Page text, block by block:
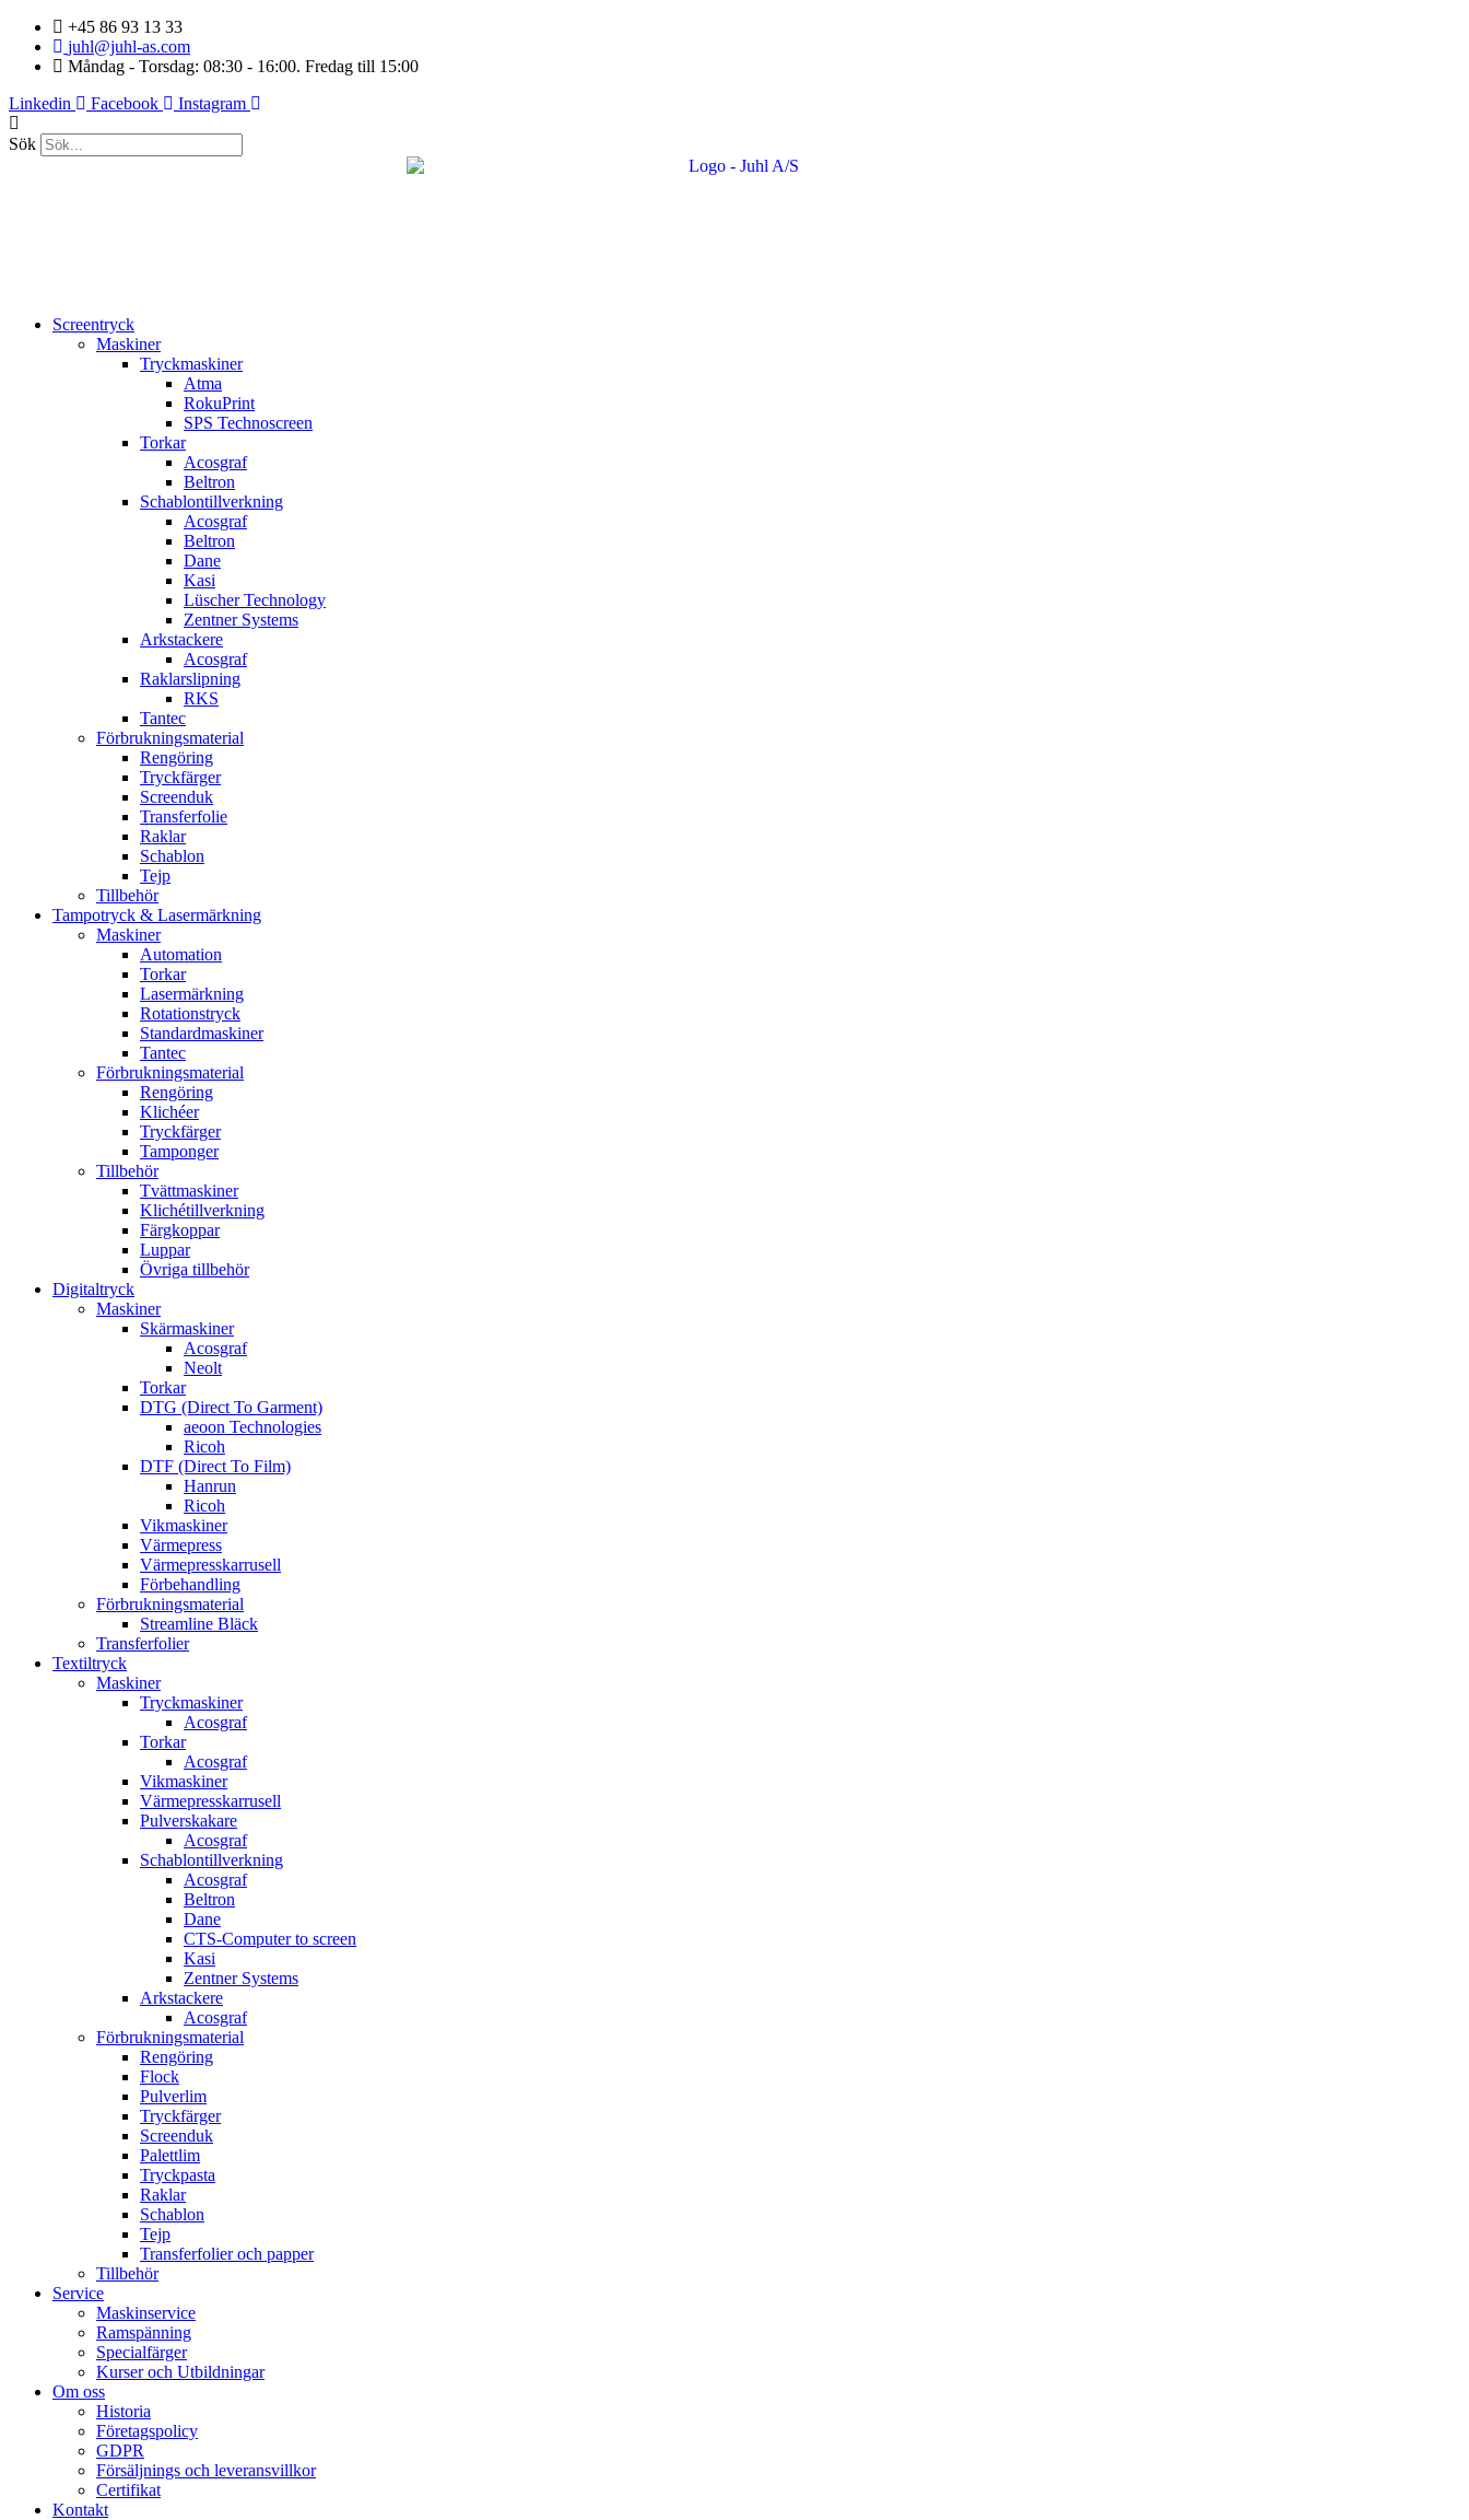
Hoppa
innehåll
+45 86 93 13 33
juhl@juhl-as.com
Måndag - Torsdag: 08:30 - 16:00. Fredag till 15:00
Linkedin
Facebook Instagram
Sök
Screentryck
Maskiner
Tryckmaskiner
Atma
RokuPrint
SPS Technoscreen
Torkar
Acosgraf
Beltron
Schablontillverkning
Acosgraf
Beltron
Dane
Kasi
Lüscher Technology
Zentner Systems
Arkstackere
Acosgraf
Raklarslipning
RKS
Tantec
Förbrukningsmaterial
Rengöring
Tryckfärger
Screenduk
Transferfolie
Raklar
Schablon
Tejp
Tillbehör
Tampotryck & Lasermärkning
Maskiner
Automation
Torkar
Lasermärkning
Rotationstryck
Standardmaskiner
Tantec
Förbrukningsmaterial
Rengöring
Klichéer
Tryckfärger
Tamponger
Tillbehör
Tvättmaskiner
Klichétillverkning
Färgkoppar
Luppar
Övriga tillbehör
Digitaltryck
Maskiner
Skärmaskiner
Acosgraf
Neolt
Torkar
DTG (Direct To Garment)
aeoon Technologies
Ricoh
DTF (Direct To Film)
Hanrun
Ricoh
Vikmaskiner
Värmepress
Värmepresskarrusell
Förbehandling
Förbrukningsmaterial
Streamline Bläck
Transferfolier
Textiltryck
Maskiner
Tryckmaskiner
Acosgraf
Torkar
Acosgraf
Vikmaskiner
Värmepresskarrusell
Pulverskakare
Acosgraf
Schablontillverkning
Acosgraf
Beltron
Dane
CTS-Computer to screen
Kasi
Zentner Systems
Arkstackere
Acosgraf
Förbrukningsmaterial
Rengöring
Flock
Pulverlim
Tryckfärger
Screenduk
Palettlim
Tryckpasta
Raklar
Schablon
Tejp
Transferfolier och papper
Tillbehör
Service
Maskinservice
Ramspänning
Specialfärger
Kurser och Utbildningar
Om oss
Historia
Företagspolicy
GDPR
Försäljnings och leveransvillkor
Certifikat
Kontakt